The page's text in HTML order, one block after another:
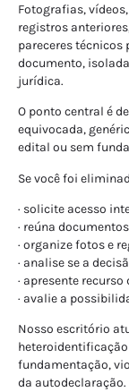
Fotografias,
registros
pareceres técnicos
documento,
jurídica.
O ponto central é
equivocada,
edital ou sem
Se você foi
· solicite acesso
· reúna
· organize fotos e
· analise se a
· apresente
· avalie a
Nosso escritório
fundamentação,
da autodeclaração.